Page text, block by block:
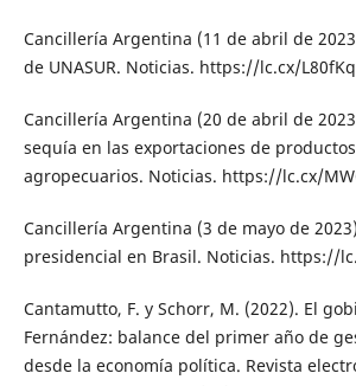
Cancillería Argentina (11 de abril de
de UNASUR. Noticias. https://lc.cx/L80fKq
Cancillería Argentina (20 de abril de
sequía en las exportaciones de
agropecuarios. Noticias. https://lc.cx/
Cancillería Argentina (3 de mayo de
presidencial en Brasil. Noticias. https://
Cantamutto, F. y Schorr, M. (2022). El
Fernández: balance del primer año de
desde la economía política. Revista